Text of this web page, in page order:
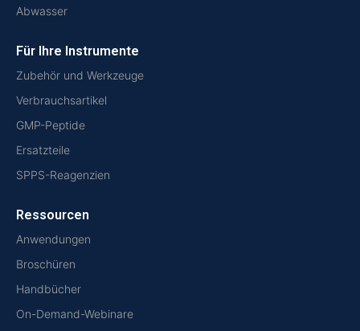
Abwasser
Für Ihre Instrumente
Zubehör und Werkzeuge
Verbrauchsartikel
GMP-Peptide
Ersatzteile
SPPS-Reagenzien
Ressourcen
Anwendungen
Broschüren
Handbücher
On-Demand-Webinare